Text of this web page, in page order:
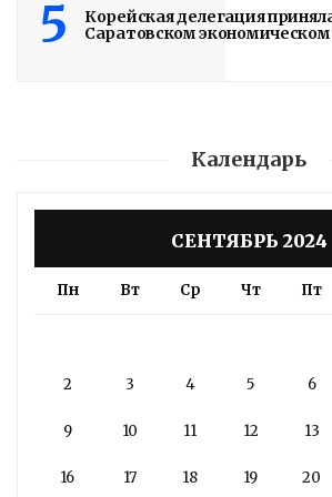
5
Корейская делегация
Саратовском
Календарь
СЕНТЯБРЬ 2024
Пн Вт Ср Чт Пт
2 3 4 5 6
9 10 11 12 13
16 17 18 19 20